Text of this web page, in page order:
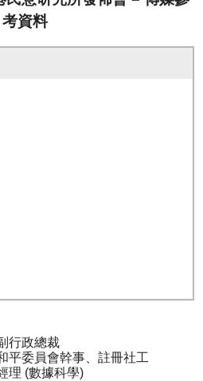
考資料
行政總裁
平委員會幹事、註冊社工
理 (數據科學)